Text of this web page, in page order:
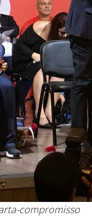
compromisso